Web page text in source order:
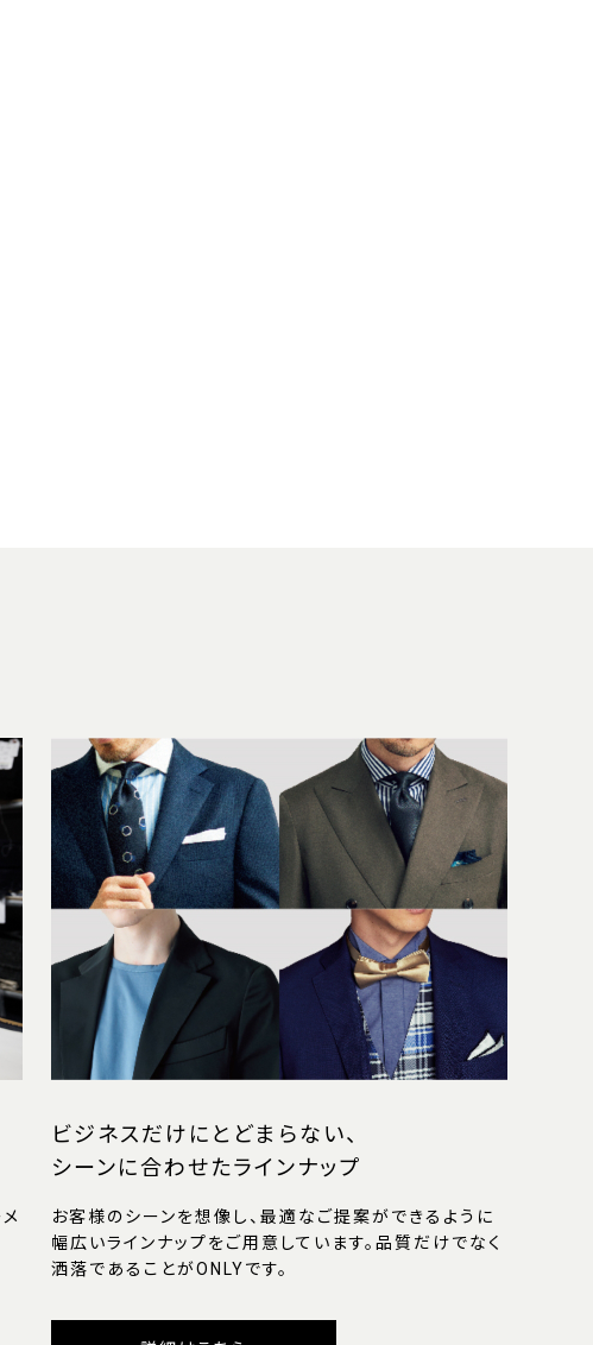
ビジネスだけにとどまらない、
シーンに合わせたラインナップ
お客様のシーンを想像し、最適なご提案ができるように
幅広いラインナップをご用意しています。品質だけでなく
洒落であることがONLYです。